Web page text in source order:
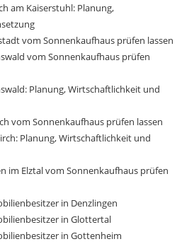
am Kaiserstuhl: Planung,
vom Sonnenkaufhaus prüfen lassen
vom Sonnenkaufhaus prüfen
Planung, Wirtschaftlichkeit und
vom Sonnenkaufhaus prüfen lassen
Planung, Wirtschaftlichkeit und
im Elztal vom Sonnenkaufhaus prüfen
in Denzlingen
in Glottertal
in Gottenheim